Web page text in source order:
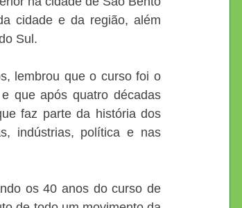
cidade e da região, além
Sul.
lembrou que o curso foi o
que após quatro décadas
faz parte da história dos
indústrias, política e nas
os 40 anos do curso de